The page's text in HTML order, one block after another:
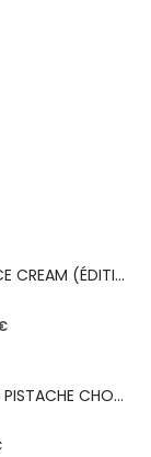
PACK DÉCOUVERTE WHEY ICE CREAM (ÉDITION LIMITÉE)
PACK WHEY ISOLAT DOUBLE PISTACHE CHOCO' (ÉDITION LIMITÉE ICE CREAM)